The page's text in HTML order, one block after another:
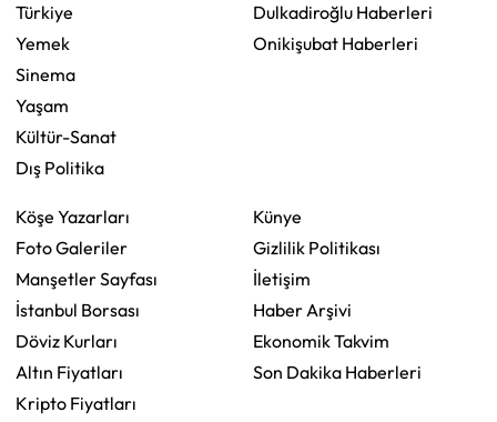
Türkiye
Yemek
Sinema
Yaşam
Kültür-Sanat
Dış Politika
Dulkadiroğlu Haberleri
Onikişubat Haberleri
Köşe Yazarları
Foto Galeriler
Manşetler Sayfası
İstanbul Borsası
Döviz Kurları
Altın Fiyatları
Kripto Fiyatları
Künye
Gizlilik Politikası
İletişim
Haber Arşivi
Ekonomik Takvim
Son Dakika Haberleri